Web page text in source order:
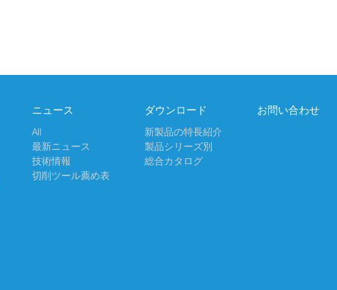
ニュース
All
最新ニュース
技術情報
切削ツール薦め表
ダウンロード
新製品の特長紹介
製品シリーズ別
総合カタログ
お問い合わせ